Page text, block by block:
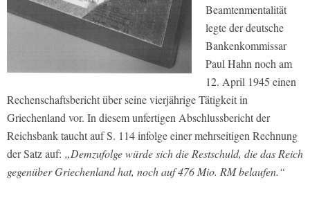
Beamtenmentalität
legte der deutsche
Bankenkommissar
Paul Hahn noch am
12. April 1945 einen
Rechenschaftsbericht über seine vierjährige Tätigkeit in
Griechenland vor. In diesem unfertigen Abschlussbericht der
Reichsbank taucht auf S. 114 infolge einer mehrseitigen Rechnung
der Satz auf: „Demzufolge würde sich die Restschuld, die das Reich
gegenüber Griechenland hat, noch auf 476 Mio. RM belaufen.“